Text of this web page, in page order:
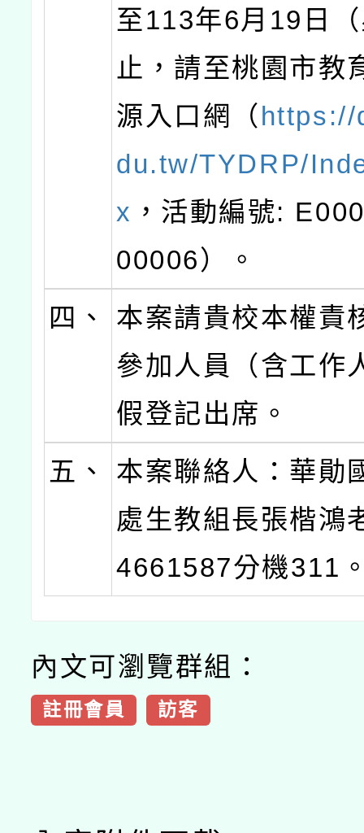
至113年6月19日
止，請至桃園市教
源入口網（
du.tw/TYDRP/
x ，活動編號:
00006）。
四、
本案請貴校本權責
參加人員（含工作
假登記出席。
五、
本案聯絡人：華勛
處生教組長張楷鴻
4661587分機311
內文可瀏覽群組：
註冊會員 訪客